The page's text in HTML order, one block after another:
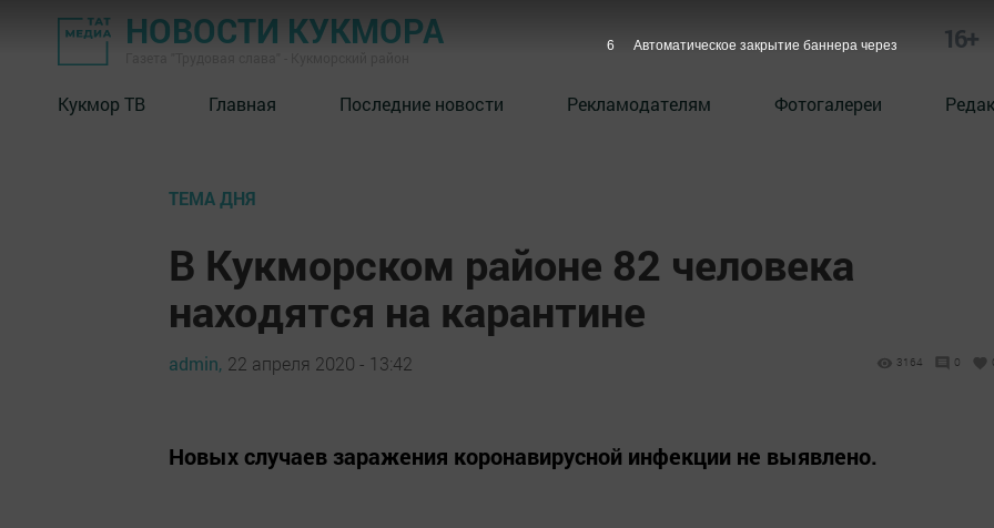
НОВОСТИ КУКМОРА 16+
Кукмор ТВ Главная Последние новости Рекламодателям Фотогалереи
ТЕМА ДНЯ
В Кукморском районе 82 человека
находятся на карантине
admin, 22 апреля 2020 - 13:42 3164 0
Новых случаев заражения коронавирусной инфекции не выявлено.
5 Автоматическое закрытие баннера через